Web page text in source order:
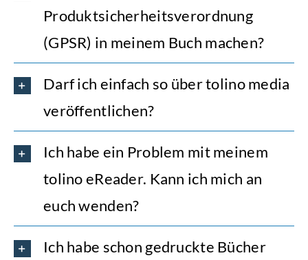
Produktsicherheitsverordnung
(GPSR) in meinem Buch machen?
Darf ich einfach so über tolino media
veröffentlichen?
Ich habe ein Problem mit meinem
tolino eReader. Kann ich mich an
euch wenden?
Ich habe schon gedruckte Bücher